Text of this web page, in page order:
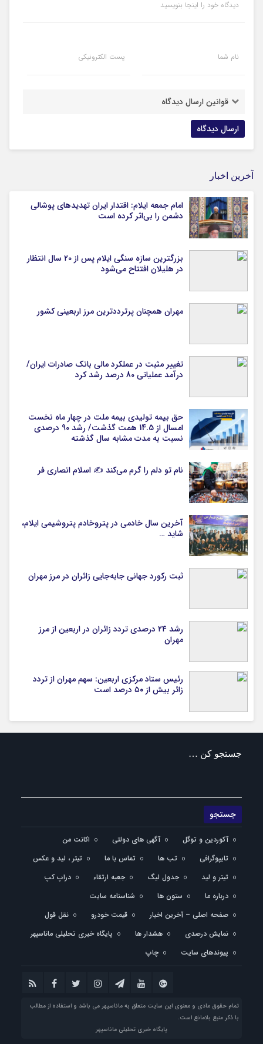
دیدگاه خود را اینجا بنویسید
نام شما پست الکترونیکی
قوانین ارسال دیدگاه
آخرین اخبار
امام جمعه ایلام: اقتدار ایران تهدیدهای پوشالی
دشمن را بی‌اثر کرده است
بزرگترین سازه سنگی ایلام پس از ۲۰ سال انتظار
در هلیلان افتتاح می‌شود
مهران همچنان پرترددترین مرز اربعینی کشور
تغییر مثبت در عملکرد مالی بانک صادرات ایران/
درآمد عملیاتی 80 درصد رشد کرد
حق بیمه تولیدی بیمه ملت در چهار ماه نخست
امسال از 14.5 همت گذشت/ رشد 90 درصدی
نسبت به مدت مشابه سال گذشته
نام تو دلم را گرم می‌کند ✍️ اسلام انصاری فر
آخرین سال خادمی در پتروخادم پتروشیمی ایلام،
شاید …
ثبت رکورد جهانی جابه‌جایی زائران در مرز مهران
رشد ۲۴ درصدی تردد زائران در اربعین از مرز
مهران
رئیس ستاد مرکزی اربعین: سهم مهران از تردد
زائر بیش از ۵۰ درصد است
جستجو کن …
آکوردین و توگل آگهی های دولتی
اکانت من
تایپوگرافی
تب ها تماس با ما
تیتر ، لید و عکس
تیتر و لید
جدول لیگ جعبه ارتقاء
دراپ کپ
درباره ما
ستون ها
شناسنامه سایت
صفحه اصلی – آخرین اخبار
قیمت خودرو
نقل قول
نمایش درصدی
هشدار ها
پایگاه خبری تحلیلی ماناسپهر
پیوندهای سایت
چاپ
تمام حقوق مادی و معنوی این سایت متعلق به ماناسپهر می باشد و استفاده از مطالب
با ذکر منبع بلامانع است.
پایگاه خبری تحلیلی ماناسپهر